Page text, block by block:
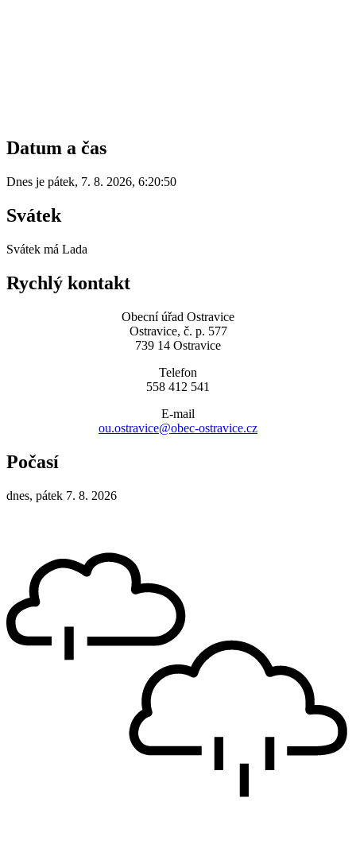
Datum a čas
Dnes je pátek, 7. 8. 2026, 6:20:50
Svátek
Svátek má Lada
Rychlý kontakt
Obecní úřad Ostravice
Ostravice, č. p. 577
739 14 Ostravice
Telefon
558 412 541
E-mail
ou.ostravice@obec-ostravice.cz
Počasí
dnes, pátek 7. 8. 2026